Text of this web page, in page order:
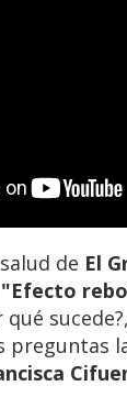
de El
"Efecto
preguntas